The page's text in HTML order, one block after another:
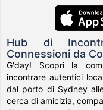
Hub di
Connessioni da
G'day! Scopri la
incontrare autentici
dal porto di Sydney
cerca di amicizia,